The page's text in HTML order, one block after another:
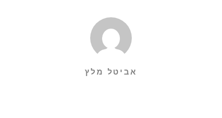
אביטל מלץ